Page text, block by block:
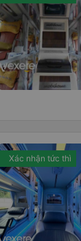
Xác nhận tức thì